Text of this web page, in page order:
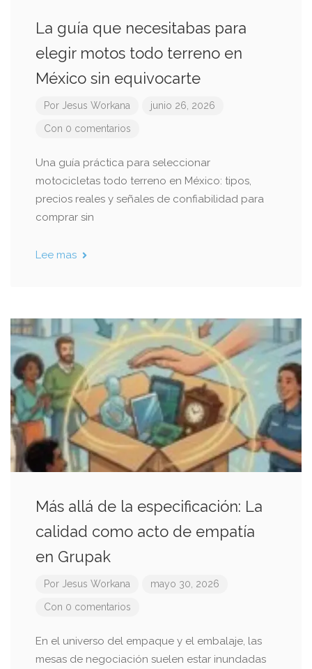
La guía que necesitabas para
elegir motos todo terreno en
México sin equivocarte
Por Jesus Workana junio 26, 2026
Con 0 comentarios
Una guía práctica para seleccionar
motocicletas todo terreno en México: tipos,
precios reales y señales de confiabilidad para
comprar sin
Lee mas
Más allá de la especificación: La
calidad como acto de empatía
en Grupak
Por Jesus Workana mayo 30, 2026
Con 0 comentarios
En el universo del empaque y el embalaje, las
mesas de negociación suelen estar inundadas